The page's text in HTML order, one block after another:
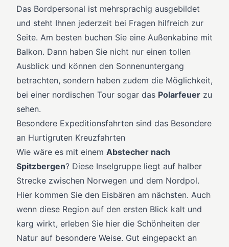
Das Bordpersonal ist mehrsprachig ausgebildet
und steht Ihnen jederzeit bei Fragen hilfreich zur
Seite. Am besten buchen Sie eine Außenkabine mit
Balkon. Dann haben Sie nicht nur einen tollen
Ausblick und können den Sonnenuntergang
betrachten, sondern haben zudem die Möglichkeit,
bei einer nordischen Tour sogar das Polarfeuer zu
sehen.
Besondere Expeditionsfahrten sind das Besondere
an Hurtigruten Kreuzfahrten
Wie wäre es mit einem Abstecher nach
Spitzbergen? Diese Inselgruppe liegt auf halber
Strecke zwischen Norwegen und dem Nordpol.
Hier kommen Sie den Eisbären am nächsten. Auch
wenn diese Region auf den ersten Blick kalt und
karg wirkt, erleben Sie hier die Schönheiten der
Natur auf besondere Weise. Gut eingepackt an